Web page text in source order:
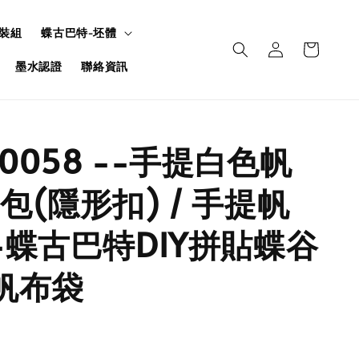
組
蝶古巴特-坯體
墨水認證 聯絡資訊
--手提白色帆
(隱形扣) / 手提帆
古巴特DIY拼貼蝶谷
布袋